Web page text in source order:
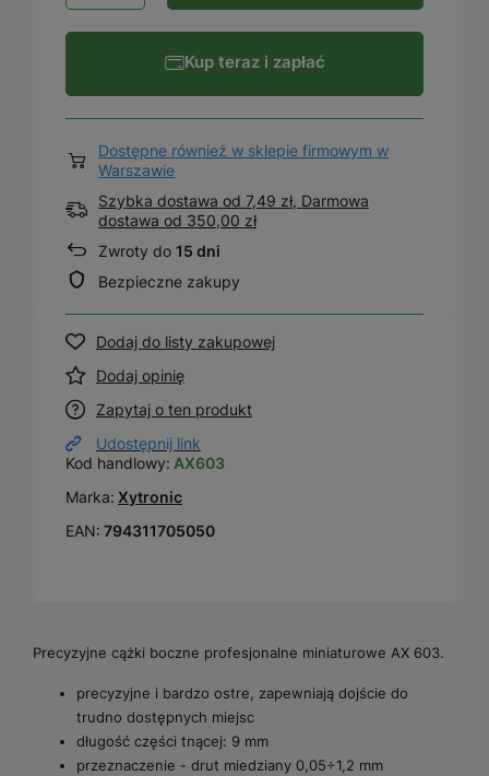
Kup teraz i zapłać
Dostępne również w sklepie firmowym w
Warszawie
Szybka dostawa od 7,49 zł, Darmowa
dostawa od 350,00 zł
Zwroty do 15 dni
Bezpieczne zakupy
Dodaj do listy zakupowej
Dodaj opinię
Zapytaj o ten produkt
Udostępnij link
Kod handlowy: AX603
Marka: Xytronic
EAN: 794311705050
Precyzyjne cążki boczne profesjonalne miniaturowe AX 603.
precyzyjne i bardzo ostre, zapewniają dojście do
trudno dostępnych miejsc
długość części tnącej: 9 mm
przeznaczenie - drut miedziany 0,05÷1,2 mm